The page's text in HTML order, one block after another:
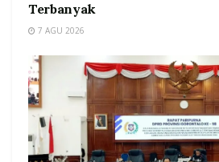
Terbanyak
7 AGU 2026